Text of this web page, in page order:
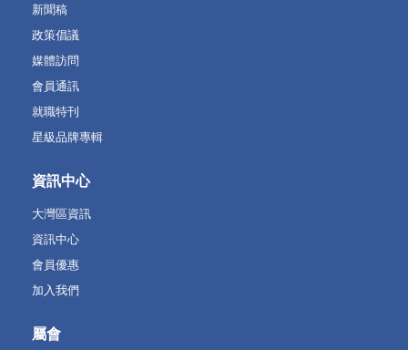
新聞稿
政策倡議
媒體訪問
會員通訊
就職特刊
星級品牌專輯
資訊中心
大灣區資訊
資訊中心
會員優惠
加入我們
屬會